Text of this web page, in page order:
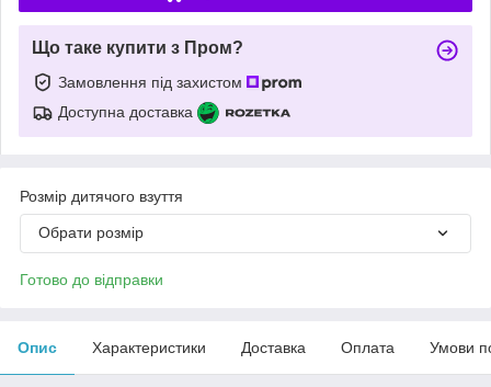
Що таке купити з Пром?
Замовлення під захистом
Доступна доставка
Розмір дитячого взуття
Обрати розмір
Готово до відправки
Опис Характеристики Доставка Оплата Умови